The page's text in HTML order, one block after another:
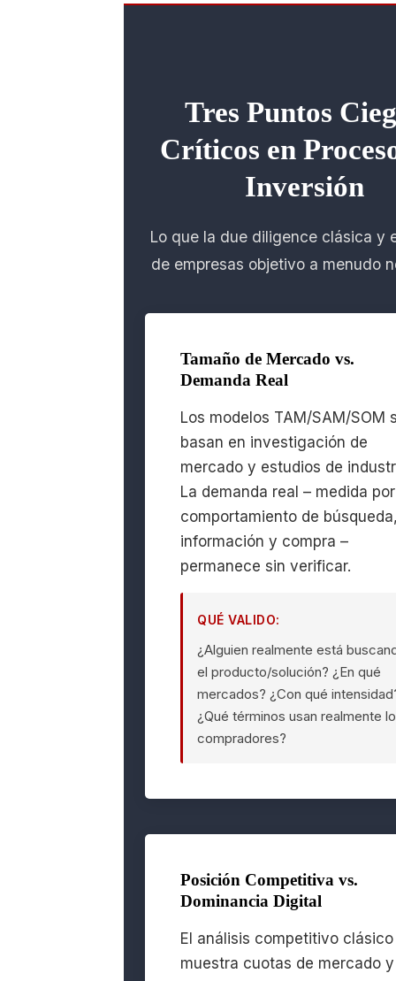
Tres Puntos
Críticos en
Inversión
Lo que la due diligence clásica y
de empresas objetivo a menudo
Tamaño de Mercado vs.
Demanda Real
Los modelos TAM/SAM/SOM
basan en investigación de
mercado y estudios de
La demanda real – medida por
comportamiento de
información y compra –
permanece sin verificar.
QUÉ VALIDO:
¿Alguien realmente está
el producto/solución? ¿En qué
mercados? ¿Con qué
¿Qué términos usan realmente
compradores?
Posición Competitiva vs.
Dominancia Digital
El análisis competitivo clásico
muestra cuotas de mercado y